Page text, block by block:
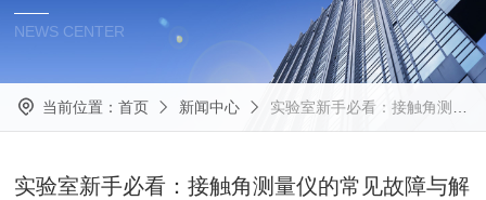
NEWS CENTER
当前位置： 首页 新闻中心 实验室新手必看：接触角测量仪的常见故障与解决方法
实验室新手必看：接触角测量仪的常见故障与解